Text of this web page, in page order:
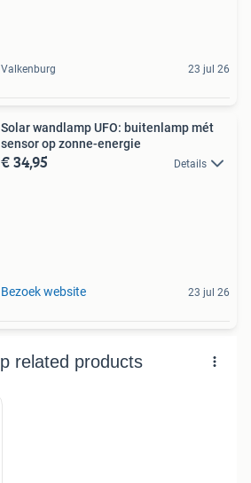
Valkenburg 23 jul 26
Solar wandlamp UFO: buitenlamp mét
sensor op zonne-energie
€ 34,95 Details
Bezoek website 23 jul 26